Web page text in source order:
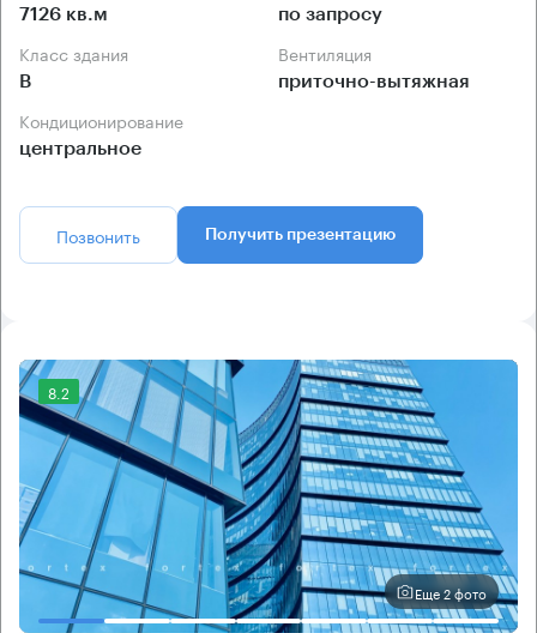
7126 кв.м по запросу
Класс здания
B
Вентиляция
приточно-вытяжная
Кондиционирование
центральное
Позвонить Получить презентацию
8.2
Еще 2 фото